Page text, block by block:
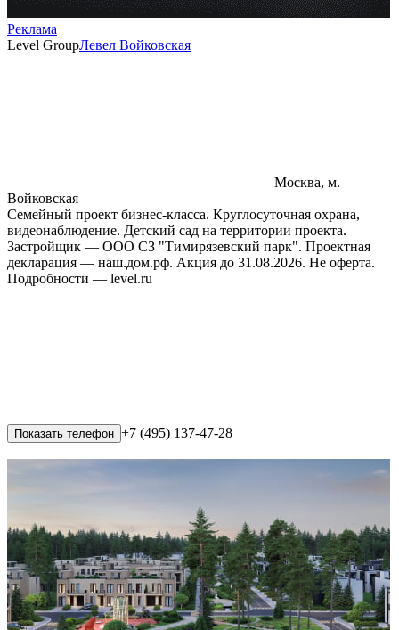
Реклама
Level GroupЛевел Войковская
Москва, м.
Войковская
Семейный проект бизнес-класса. Круглосуточная охрана,
видеонаблюдение. Детский сад на территории проекта.
Застройщик — ООО СЗ "Тимирязевский парк". Проектная
декларация — наш.дом.рф. Акция до 31.08.2026. Не оферта.
Подробности — level.ru
Показать телефон +7 (495) 137-47-28